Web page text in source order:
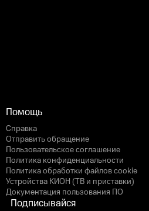
Помощь
Справка
Отправить обращение
Пользовательское соглашение
Политика конфиденциальности
Политика обработки файлов cookie
Устройства КИОН (ТВ и приставки)
Документация пользования ПО
Подписывайся